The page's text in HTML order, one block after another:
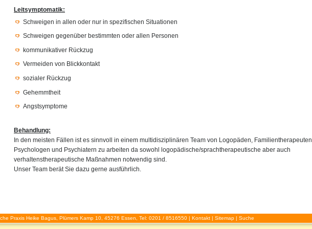
Leitsymptomatik:
Schweigen in allen oder nur in spezifischen Situationen
Schweigen gegenüber bestimmten oder allen Personen
kommunikativer Rückzug
Vermeiden von Blickkontakt
sozialer Rückzug
Gehemmtheit
Angstsymptome
Behandlung:
In den meisten Fällen ist es sinnvoll in einem multidisziplinären Team von Logopäden, Familientherapeuten,
Psychologen und Psychiatern zu arbeiten da sowohl logopädische/sprachtherapeutische aber auch
verhaltenstherapeutische Maßnahmen notwendig sind.
Unser Team berät Sie dazu gerne ausführlich.
Praxis Heike Bagus, Plümers Kamp 10, 45276 Essen, Tel: 0201 / 8516550 | Kontakt | Sitemap | Suche